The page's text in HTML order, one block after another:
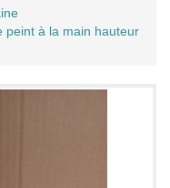
peint à la main hauteur